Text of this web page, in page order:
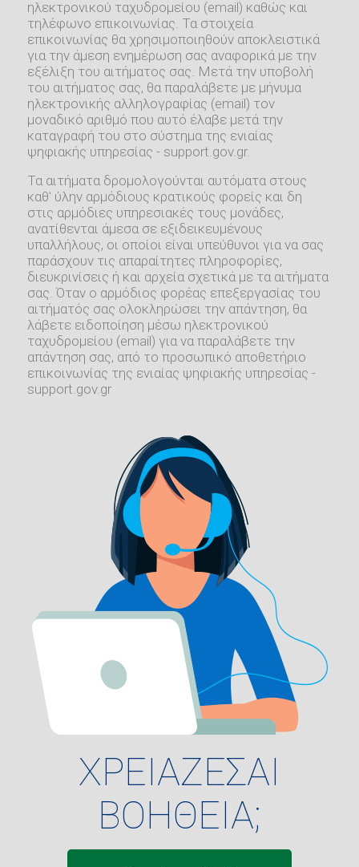
ηλεκτρονικού ταχυδρομείου (email) καθώς και
τηλέφωνο επικοινωνίας. Τα στοιχεία
επικοινωνίας θα χρησιμοποιηθούν αποκλειστικά
για την άμεση ενημέρωση σας αναφορικά με την
εξέλιξη του αιτήματος σας. Μετά την υποβολή
του αιτήματος σας, θα παραλάβετε με μήνυμα
ηλεκτρονικής αλληλογραφίας (email) τον
μοναδικό αριθμό που αυτό έλαβε μετά την
καταγραφή του στο σύστημα της ενιαίας
ψηφιακής υπηρεσίας - support.gov.gr.
Τα αιτήματα δρομολογούνται αυτόματα στους
καθ' ύλην αρμόδιους κρατικούς φορείς και δη
στις αρμόδιες υπηρεσιακές τους μονάδες,
ανατίθενται άμεσα σε εξιδεικευμένους
υπαλλήλους, οι οποίοι είναι υπεύθυνοι για να σας
παράσχουν τις απαραίτητες πληροφορίες,
διευκρινίσεις ή και αρχεία σχετικά με τα αιτήματα
σας. Όταν ο αρμόδιος φορέας επεξεργασίας του
αιτήματός σας ολοκληρώσει την απάντηση, θα
λάβετε ειδοποίηση μέσω ηλεκτρονικού
ταχυδρομείου (email) για να παραλάβετε την
απάντηση σας, από το προσωπικό αποθετήριο
επικοινωνίας της ενιαίας ψηφιακής υπηρεσίας -
support.gov.gr
ΧΡΕΙΑΖΕΣΑΙ
ΒΟΗΘΕΙΑ;